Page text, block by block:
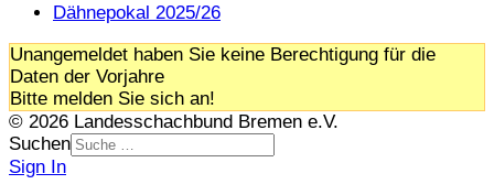
Dähnepokal 2025/26
Unangemeldet haben Sie keine Berechtigung für die
Daten der Vorjahre
Bitte melden Sie sich an!
© 2026 Landesschachbund Bremen e.V.
Suchen
Sign In